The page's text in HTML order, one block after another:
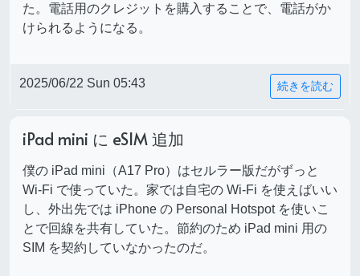
た。電話用のクレジットを購入することで、電話がか
けられるようになる。
2025/06/22 Sun 05:43 続きを読む
iPad mini に eSIM 追加
僕の iPad mini（A17 Pro）はセルラー版だがずっと
Wi-Fi で使っていた。家では自宅の Wi-Fi を使えばいい
し、外出先では iPhone の Personal Hotspot を使いこ
とで回線を共有していた。節約のため iPad mini 用の
SIM を契約していなかったのだ。